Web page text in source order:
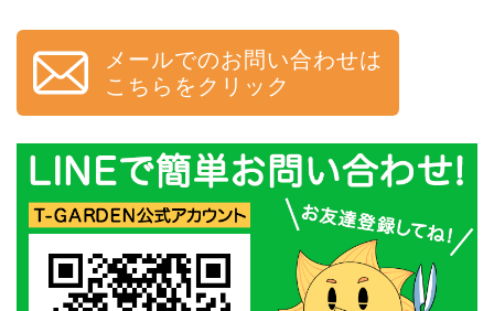
メールでのお問い合わせは
こちらをクリック